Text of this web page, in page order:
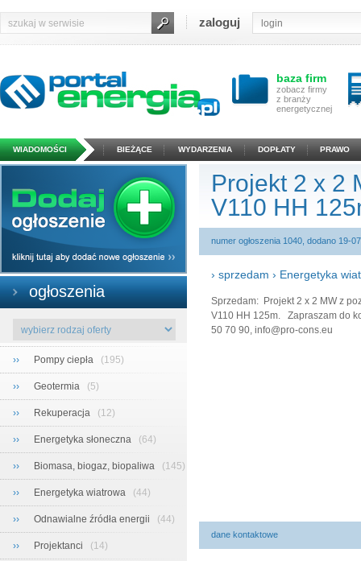
zaloguj
baza firm
zobacz firmy
z branży
energetycznej
WIADOMOŚCI BIEŻĄCE WYDARZENIA DOPŁATY PRAWO
ogłoszenia
›› Pompy ciepła (195)
›› Geotermia (5)
›› Rekuperacja (12)
›› Energetyka słoneczna (64)
›› Biomasa, biogaz, biopaliwa (145)
›› Energetyka wiatrowa (44)
›› Odnawialne źródła energii (44)
›› Projektanci (14)
Projekt 2 x 2
V110 HH
numer ogłoszenia 1040, dodano 19-
› sprzedam › Energetyka
Sprzedam: Projekt 2 x 2 MW z
V110 HH 125m. Zapraszam do
50 70 90, info@pro-cons.eu
dane kontaktowe